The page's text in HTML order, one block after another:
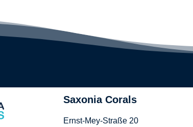
Saxonia Corals
Ernst-Mey-Straße 20